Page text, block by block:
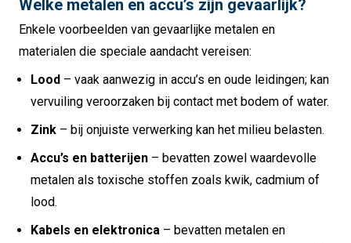
Welke metalen en accu’s zijn gevaarlijk?
Enkele voorbeelden van gevaarlijke metalen en
materialen die speciale aandacht vereisen:
Lood – vaak aanwezig in accu’s en oude leidingen; kan
vervuiling veroorzaken bij contact met bodem of water.
Zink – bij onjuiste verwerking kan het milieu belasten.
Accu’s en batterijen – bevatten zowel waardevolle
metalen als toxische stoffen zoals kwik, cadmium of
lood.
Kabels en elektronica – bevatten metalen en